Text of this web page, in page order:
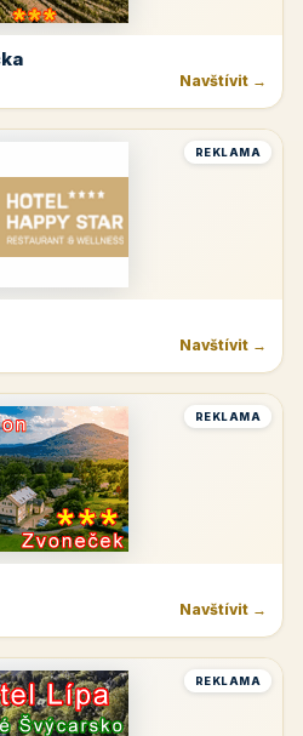
Navštívit →
REKLAMA
Navštívit →
REKLAMA
Navštívit →
REKLAMA